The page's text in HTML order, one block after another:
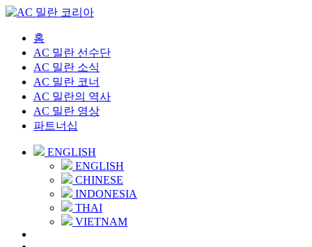
홈
AC 밀란 선수단
AC 밀란 소식
AC 밀란 코너
AC 밀란의 역사
AC 밀란 영상
파트너십
ENGLISH
ENGLISH
CHINESE
INDONESIA
THAI
VIETNAM